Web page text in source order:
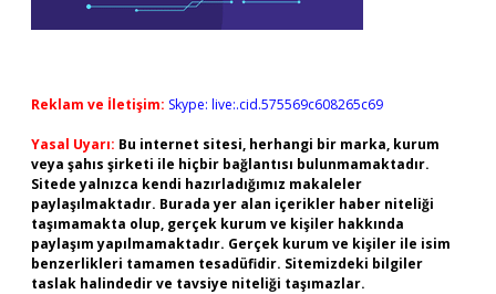
Reklam ve İletişim: Skype: live:.cid.575569c608265c69
Yasal Uyarı: Bu internet sitesi, herhangi bir marka, kurum
veya şahıs şirketi ile hiçbir bağlantısı bulunmamaktadır.
Sitede yalnızca kendi hazırladığımız makaleler
paylaşılmaktadır. Burada yer alan içerikler haber niteliği
taşımamakta olup, gerçek kurum ve kişiler hakkında
paylaşım yapılmamaktadır. Gerçek kurum ve kişiler ile isim
benzerlikleri tamamen tesadüfidir. Sitemizdeki bilgiler
taslak halindedir ve tavsiye niteliği taşımazlar.